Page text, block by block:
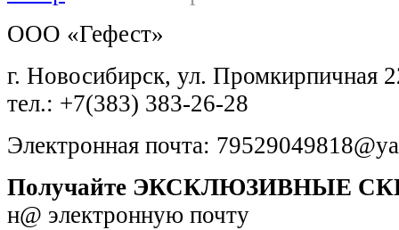
ООО «Гефест»
г. Новосибирск, ул. Промкирпичная
тел.: +7(383) 383-26-28
Электронная почта:
Получайте ЭКСКЛЮЗИВНЫЕ
н@ электронную почту